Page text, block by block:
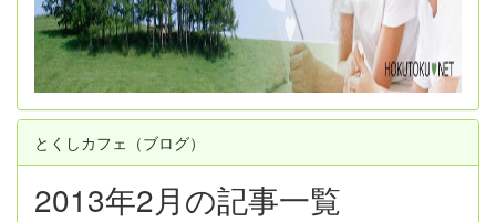
とくしカフェ（ブログ）
2013年2月の記事一覧